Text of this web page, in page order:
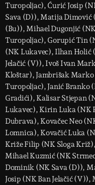
Turopoljac), Ćurić Josip
Sava (D)), Matija Dimović
(Bu)), Mihael Dugonjić
Turopoljac), Gorupić Tin
(NK Lukavec), Ilhan Holić
Jelačić (V)), Ivoš Ivan
Kloštar), Jambrišak
Turopoljac), Janić Branko
Gradići), Kalisar Stjepan
Lukavec), Kirin Luka (NK
Dubrava), Kovačec Neo
Lomnica), Kovačić Luka
Križe Filip (NK Sloga
Mihael Kuzmić (NK
Dominik (NK Sava (D)),
Josip (NK Ban Jelačić